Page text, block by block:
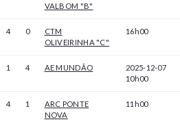
VALBOM "B"
4 0
CTM
OLIVEIRINHA "C"
16h00
1 4 AE MUNDÃO
2025-12-07
10h00
4 1
ARC PONTE
NOVA
11h00